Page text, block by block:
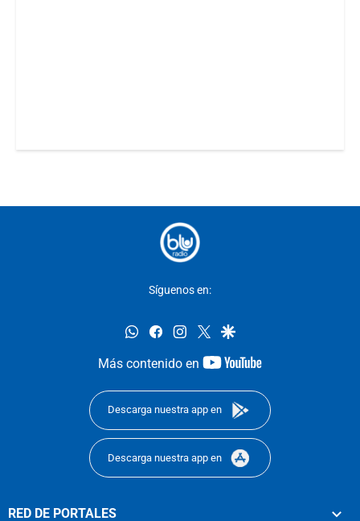
Síguenos en:
whatsappfacebookinstagram
twittergoogle
Más contenido en
youtube-
Descarga nuestra app en
Descarga nuestra app en
RED DE PORTALES